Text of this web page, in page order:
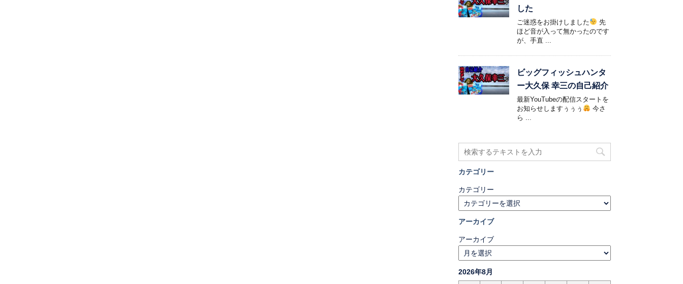
した
ご迷惑をお掛けしました
先
ほど音が入って無かったのです
が、手直 ...
ビッグフィッシュハンタ
ー大久保 幸三の自己紹介
最新YouTubeの配信スタートを
お知らせしますぅぅぅ
今さ
ら ...
カテゴリー
カテゴリー
アーカイブ
アーカイブ
2026年8月